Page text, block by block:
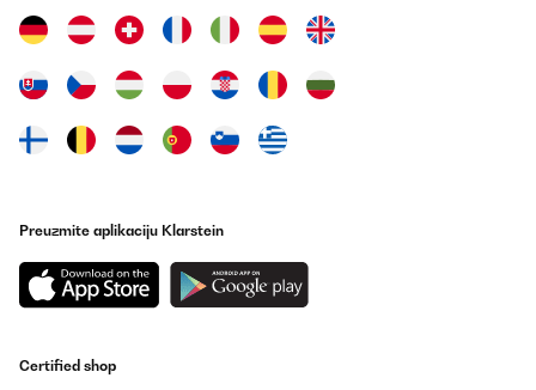
Preuzmite aplikaciju Klarstein
Certified shop